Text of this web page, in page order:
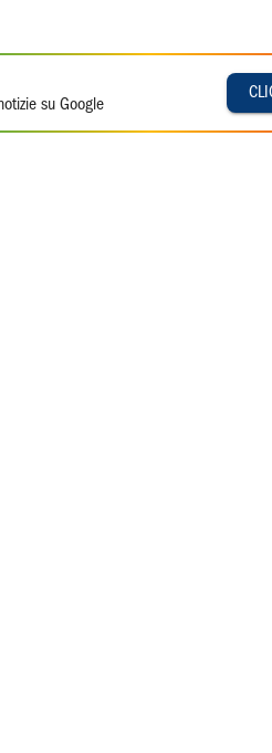
su Google